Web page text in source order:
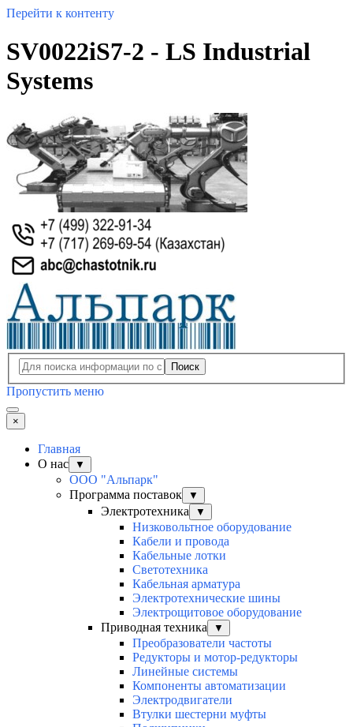
Перейти к контенту
SV0022iS7-2 - LS Industrial
Systems
Поиск
Пропустить меню
×
Главная
О нас
▼
ООО "Альпарк"
Программа поставок
▼
Электротехника ▼
Низковольтное оборудование
Кабели и провода
Кабельные лотки
Светотехника
Кабельная арматура
Электротехнические шины
Электрощитовое оборудование
Приводная техника
▼
Преобразователи частоты
Редукторы и мотор-редукторы
Линейные системы
Компоненты автоматизации
Электродвигатели
Втулки шестерни муфты